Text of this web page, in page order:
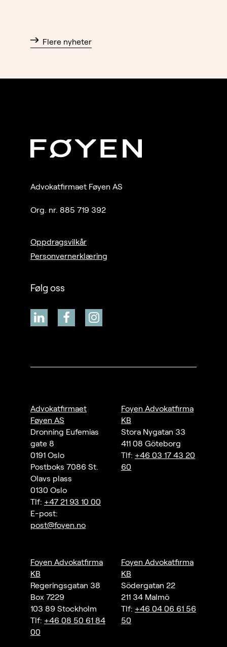
Flere nyheter
Advokatfirmaet Føyen AS
Org. nr. 885 719 392
Oppdragsvilkår
Personvernerklæring
Følg oss
Advokatfirmaet
Føyen AS
Dronning Eufemias
gate 8
0191 Oslo
Postboks 7086 St.
Olavs plass
0130 Oslo
Tlf: +47 21 93 10 00
E-post:
post@foyen.no
Foyen Advokatfirma
KB
Stora Nygatan 33
411 08 Göteborg
Tlf: +46 03 17 43 20
60
Foyen Advokatfirma
KB
Regeringsgatan 38
Box 7229
103 89 Stockholm
Tlf: +46 08 50 61 84
00
Foyen Advokatfirma
KB
Södergatan 22
211 34 Malmö
Tlf: +46 04 06 61 56
50